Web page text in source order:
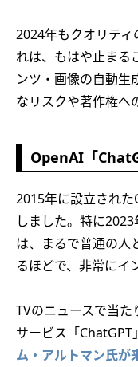
2024年もクオリテ
れは、もはや止まる
ンツ・画像の自動生
なリスクや著作権へ
OpenAI「
2015年に設立され
しました。特に
は、まるで普通の人
るほどで、非常にイ
TVのニュースで当
サービス「ChatGPT
ム・アルトマン氏が